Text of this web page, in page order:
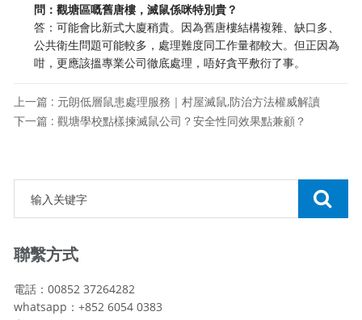
問：觀塘區嘅舊唐樓，滅鼠係咪特別貴？
答：可能會比新式大廈稍貴。因為舊唐樓結構複雜、缺口多、
公共衛生問題可能較多，處理難度同工作量都較大。但正因為
咁，更應該搵專業公司徹底處理，唔好貪平敷衍了事。
上一篇 : 元朗低層鼠患處理服務｜村屋滅鼠,防治方法權威解讀
下一篇 : 觀塘學校點樣揀滅鼠公司？安全性同效果點兼顧？
聯繫方式
電話：00852 37264282
whatsapp：+852 6054 0383